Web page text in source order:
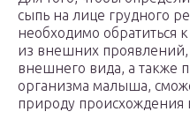
сыпь на лице грудного
необходимо обратиться
из внешних проявлений,
внешнего вида, а также
организма малыша,
природу